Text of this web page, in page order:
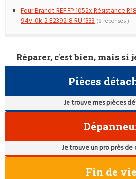
Four Brandt REF FP 1052x Résistance
94v-0k-2 E239218 RU.1333 (8 réponses )
Réparer, c'est bien, mais si
Pièces
Je trouve mes pièces
Je trouve un pro près de
Fin de vie